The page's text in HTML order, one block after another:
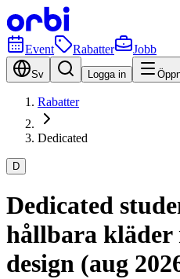
Event Rabatter Jobb
Sv Logga in
Rabatter
Dedicated
D
Dedicated
hållbara kläder
design (aug